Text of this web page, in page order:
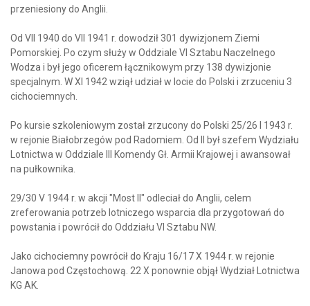
przeniesiony do Anglii.
Od VII 1940 do VII 1941 r. dowodził 301 dywizjonem Ziemi
Pomorskiej. Po czym służy w Oddziale VI Sztabu Naczelnego
Wodza i był jego oficerem łącznikowym przy 138 dywizjonie
specjalnym. W XI 1942 wziął udział w locie do Polski i zrzuceniu 3
cichociemnych.
Po kursie szkoleniowym został zrzucony do Polski 25/26 I 1943 r.
w rejonie Białobrzegów pod Radomiem. Od II był szefem Wydziału
Lotnictwa w Oddziale III Komendy Gł. Armii Krajowej i awansował
na pułkownika.
29/30 V 1944 r. w akcji "Most II" odleciał do Anglii, celem
zreferowania potrzeb lotniczego wsparcia dla przygotowań do
powstania i powrócił do Oddziału VI Sztabu NW.
Jako cichociemny powrócił do Kraju 16/17 X 1944 r. w rejonie
Janowa pod Częstochową. 22 X ponownie objął Wydział Lotnictwa
KG AK.